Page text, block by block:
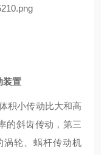
装置
积小传动比大和高
的斜齿传动，第三
涡轮、蜗杆传动机